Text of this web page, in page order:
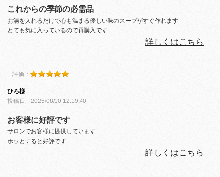
これからの季節の必需品
お湯を入れるだけで心も温まる優しい味のスープがすぐ作れます
とても気に入っているので再購入です
詳しくはこちら
評価：
ひろ様
投稿日：2025/08/10 12:19:40
お客様に好評です
サロンでお客様に提供しています
ホッとすると好評です
詳しくはこちら